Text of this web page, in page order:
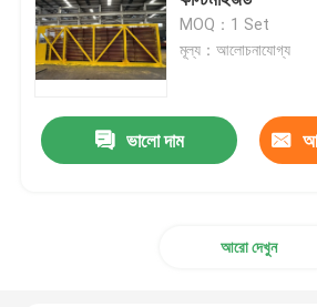
সর্পিল ফিন টিউব
এক্সট্রুড ফিন টিউব
MOQ：1 Set
মূল্য：আলোচনাযোগ্য
ভালো দাম
আরো দেখুন